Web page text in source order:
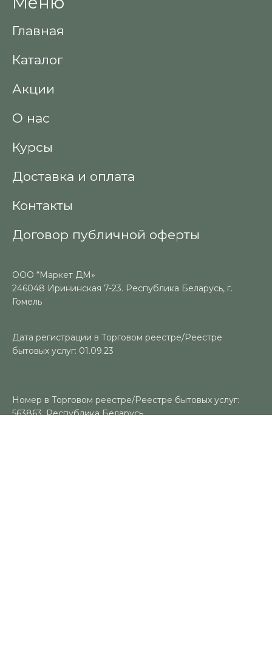
Главная
Каталог
Акции
О нас
Курсы
Доставка и оплата
Контакты
Договор публичной оферты
ООО “Маркет ДМ»
246048 Ирининская 7-23. Республика Беларусь, г.
Гомель
Дата регистрации в Торговом реестре/Реестре
бытовых услуг: 01.09.23
Номер в Торговом реестре/Реестре бытовых услуг:
563863, Республика Беларусь